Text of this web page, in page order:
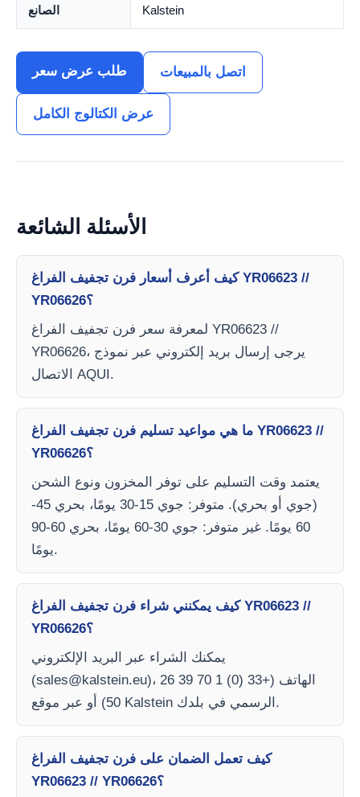
الصانع Kalstein
طلب عرض سعر اتصل بالمبيعات
عرض الكتالوج الكامل
الأسئلة الشائعة
كيف أعرف أسعار فرن تجفيف الفراغ YR06623 //
YR06626؟
لمعرفة سعر فرن تجفيف الفراغ YR06623 //
YR06626، يرجى إرسال بريد إلكتروني عبر نموذج
الاتصال AQUI.
ما هي مواعيد تسليم فرن تجفيف الفراغ YR06623 //
YR06626؟
يعتمد وقت التسليم على توفر المخزون ونوع الشحن
(جوي أو بحري). متوفر: جوي 15-30 يومًا، بحري 45-
60 يومًا. غير متوفر: جوي 30-60 يومًا، بحري 60-90
يومًا.
كيف يمكنني شراء فرن تجفيف الفراغ YR06623 //
YR06626؟
يمكنك الشراء عبر البريد الإلكتروني
(sales@kalstein.eu)، الهاتف (+33 (0) 1 70 39 26
50) أو عبر موقع Kalstein الرسمي في بلدك.
كيف تعمل الضمان على فرن تجفيف الفراغ
YR06623 // YR06626؟